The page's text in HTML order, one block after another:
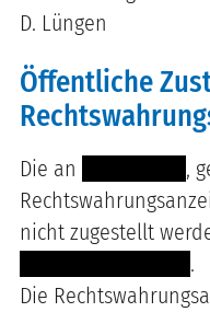
D. Lüngen
Öffentliche
Die an
,
nicht zugestellt
.
Die